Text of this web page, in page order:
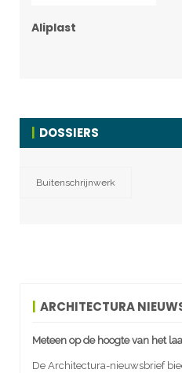
Aliplast
DOSSIERS
Buitenschrijnwerk
ARCHITECTURA
Meteen op de hoogte van het
De Architectura-nieuwsbrief